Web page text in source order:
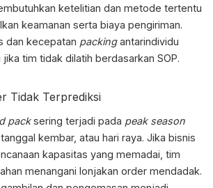
ketelitian dan metode tertentu
keamanan serta biaya pengiriman.
dan kecepatan packingantarindividu
tim tidak dilatih berdasarkan SOP.
Tidak Terprediksi
packsering terjadi pada peak season
kembar, atau hari raya. Jika bisnis
kapasitas yang memadai, tim
menangani lonjakan order mendadak.